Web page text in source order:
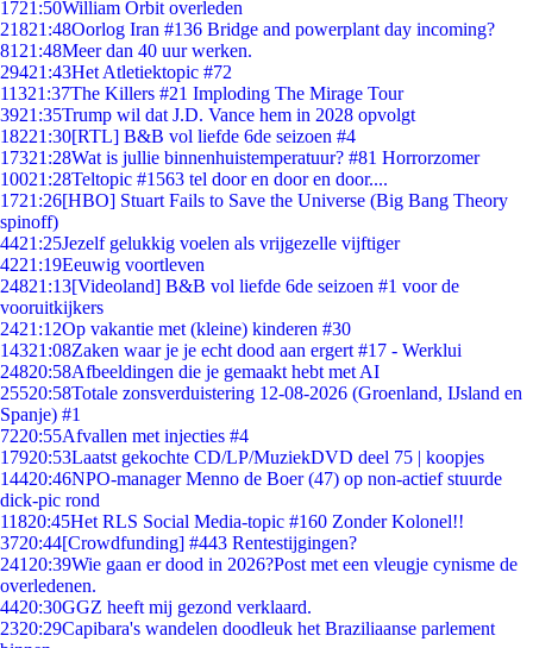
1721:50William Orbit overleden
21821:48Oorlog Iran #136 Bridge and powerplant day incoming?
81 21:48Meer dan 40 uur werken.
29421:43Het Atletiektopic #72
11321:37The Killers #21 Imploding The Mirage Tour
3921:35Trump wil dat J.D. Vance hem in 2028 opvolgt
18221:30[RTL] B&B vol liefde 6de seizoen #4
17321:28Wat is jullie binnenhuistemperatuur? #81 Horrorzomer
10021:28Teltopic #1563 tel door en door en door....
1721:26[HBO] Stuart Fails to Save the Universe (Big Bang Theory
spinoff)
4421:25Jezelf gelukkig voelen als vrijgezelle vijftiger
4221:19Eeuwig voortleven
24821:13[Videoland] B&B vol liefde 6de seizoen #1 voor de
vooruitkijkers
2421:12Op vakantie met (kleine) kinderen #30
14321:08Zaken waar je je echt dood aan ergert #17 - Werklui
24820:58Afbeeldingen die je gemaakt hebt met AI
25520:58Totale zonsverduistering 12-08-2026 (Groenland, IJsland en
Spanje) #1
7220:55Afvallen met injecties #4
17920:53Laatst gekochte CD/LP/MuziekDVD deel 75 | koopjes
14420:46NPO-manager Menno de Boer (47) op non-actief stuurde
dick-pic rond
11820:45Het RLS Social Media-topic #160 Zonder Kolonel!!
3720:44[Crowdfunding] #443 Rentestijgingen?
241 20:39Wie gaan er dood in 2026?Post met een vleugje cynisme de
overledenen.
4420:30GGZ heeft mij gezond verklaard.
2320:29Capibara's wandelen doodleuk het Braziliaanse parlement